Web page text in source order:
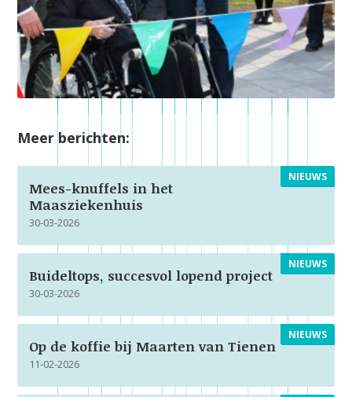
Meer berichten:
NIEUWS
Mees-knuffels in het
Maasziekenhuis
30-03-2026
NIEUWS
Buideltops, succesvol lopend project
30-03-2026
NIEUWS
Op de koffie bij Maarten van Tienen
11-02-2026